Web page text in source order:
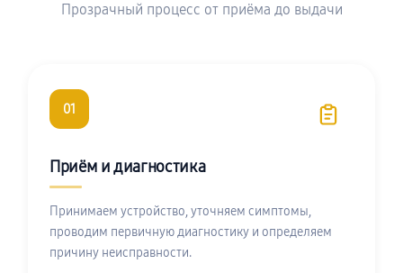
Прозрачный процесс от приёма до выдачи
01
Приём и диагностика
Принимаем устройство, уточняем симптомы,
проводим первичную диагностику и определяем
причину неисправности.